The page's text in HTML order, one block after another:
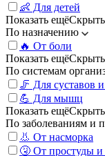
👶 Для детей
Показать ещёСкрыть
По назначению
🔥 От боли
Показать ещёСкрыть
По системам
🦵 Для суставов и
💪 Для мышц
Показать ещёСкрыть
По заболеваниям и
👃 От насморка
🤧 От простуды и